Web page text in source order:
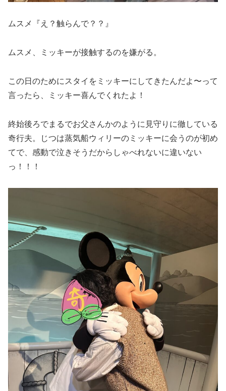
ムスメ『え？触らんで？？』
ムスメ、ミッキーが接触するのを嫌がる。
この日のためにスタイをミッキーにしてきたんだよ〜って
言ったら、ミッキー喜んでくれたよ！
終始後ろでまるでお父さんかのように見守りに徹している
奇行夫。じつは蒸気船ウィリーのミッキーに会うのが初め
てで、感動で泣きそうだからしゃべれないに違いない
っ！！！